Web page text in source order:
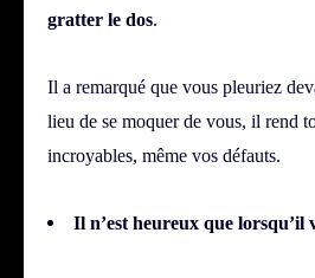
gratter le dos.
Il a remarqué que vous pleuriez
lieu de se moquer de vous, il rend
incroyables, même vos défauts.
Il n’est heureux que lorsqu’il